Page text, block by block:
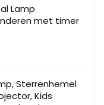
Lamp
met timer
Sterrenhemel
Kids